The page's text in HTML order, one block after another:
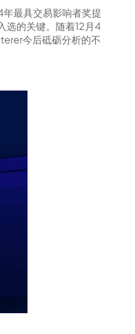
最具交易影响者奖提
选的关键。随着12月4
今后砥砺分析的不